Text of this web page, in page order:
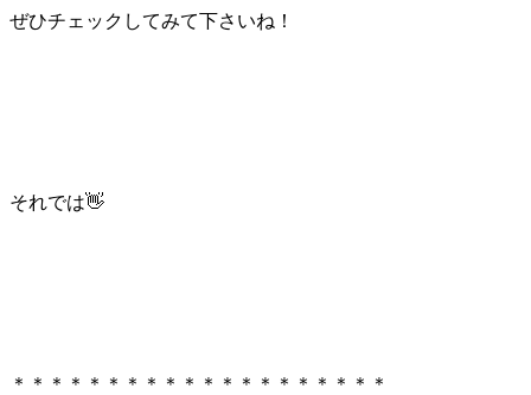
ぜひチェックしてみて下さいね！
それでは👋
＊＊＊＊＊＊＊＊＊＊＊＊＊＊＊＊＊＊＊＊